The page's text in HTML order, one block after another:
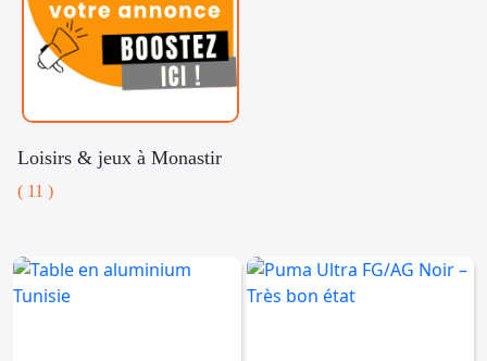
Loisirs & jeux à Monastir
( 11 )